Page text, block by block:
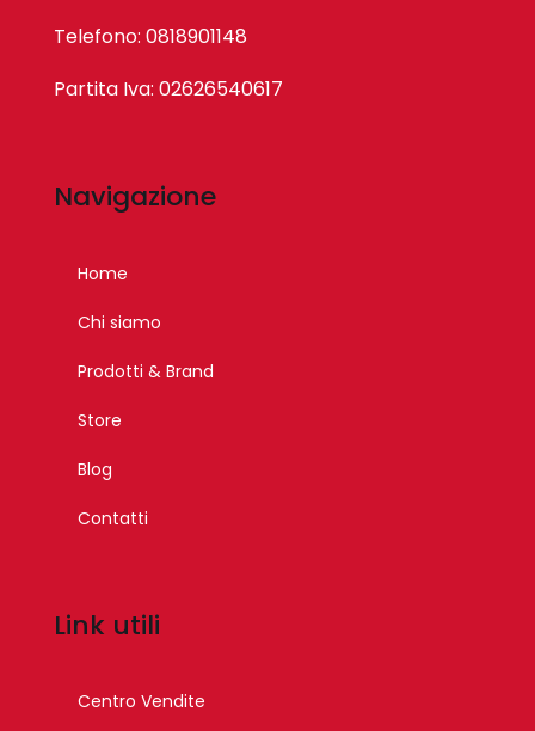
Telefono: 0818901148
Partita Iva: 02626540617
Navigazione
Home
Chi siamo
Prodotti & Brand
Store
Blog
Contatti
Link utili
Centro Vendite